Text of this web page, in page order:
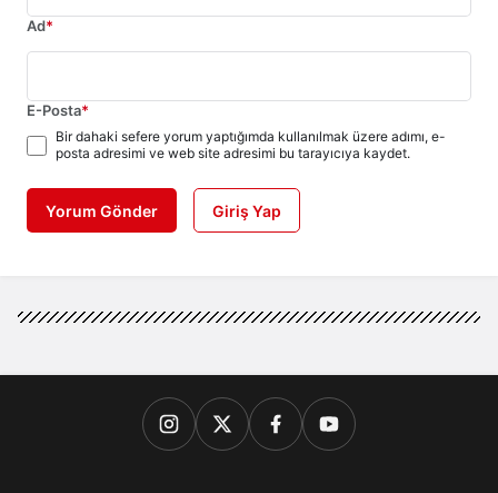
Ad*
E-Posta*
Bir dahaki sefere yorum yaptığımda kullanılmak üzere adımı, e-
posta adresimi ve web site adresimi bu tarayıcıya kaydet.
Yorum Gönder Giriş Yap